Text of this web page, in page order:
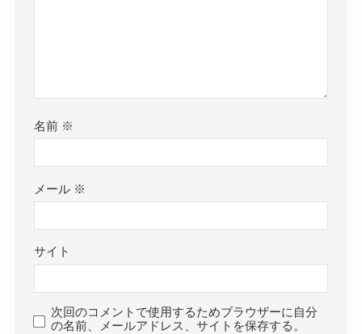
名前 ※
メール ※
サイト
次回のコメントで使用するためブラウザーに自分
の名前、メールアドレス、サイトを保存する。